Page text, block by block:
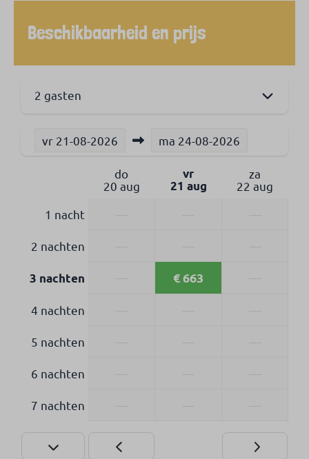
Beschikbaarheid en prijs
2 gasten
vr 21-08-2026 ma 24-08-2026
do
20 aug
vr
21 aug
za
22 aug
1 nacht
2 nachten
3 nachten € 663
4 nachten
5 nachten
6 nachten
7 nachten